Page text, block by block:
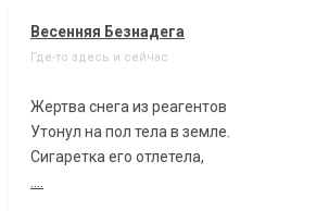
Весенняя Безнадега
Где-то здесь и сейчас
Жертва снега из реагентов
Утонул на пол тела в земле.
Сигаретка его отлетела,